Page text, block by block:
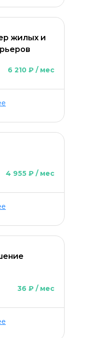
жилых и
6 210 ₽ / мес
4 955 ₽ / мес
36 ₽ / мес